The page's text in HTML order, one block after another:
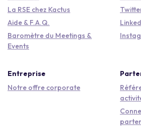
La RSE chez Kactus
Aide & F.A.Q.
Baromètre du Meetings &
Events
Entreprise
Notre offre corporate